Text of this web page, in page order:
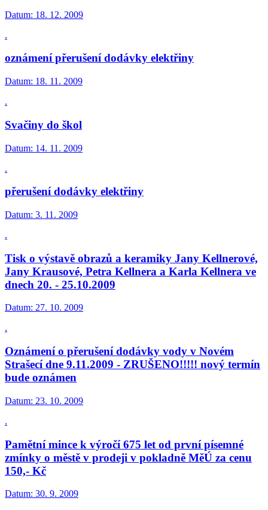
Datum: 18. 12. 2009
.
oznámení přerušení dodávky elektřiny
Datum: 18. 11. 2009
.
Svačiny do škol
Datum: 14. 11. 2009
.
přerušení dodávky elektřiny
Datum: 3. 11. 2009
.
Tisk o výstavě obrazů a keramiky Jany Kellnerové,
Jany Krausové, Petra Kellnera a Karla Kellnera ve
dnech 20. - 25.10.2009
Datum: 27. 10. 2009
.
Oznámení o přerušení dodávky vody v Novém
Strašecí dne 9.11.2009 - ZRUŠENO!!!!! nový termín
bude oznámen
Datum: 23. 10. 2009
.
Pamětní mince k výročí 675 let od první písemné
zmínky o městě v prodeji v pokladně MěÚ za cenu
150,- Kč
Datum: 30. 9. 2009